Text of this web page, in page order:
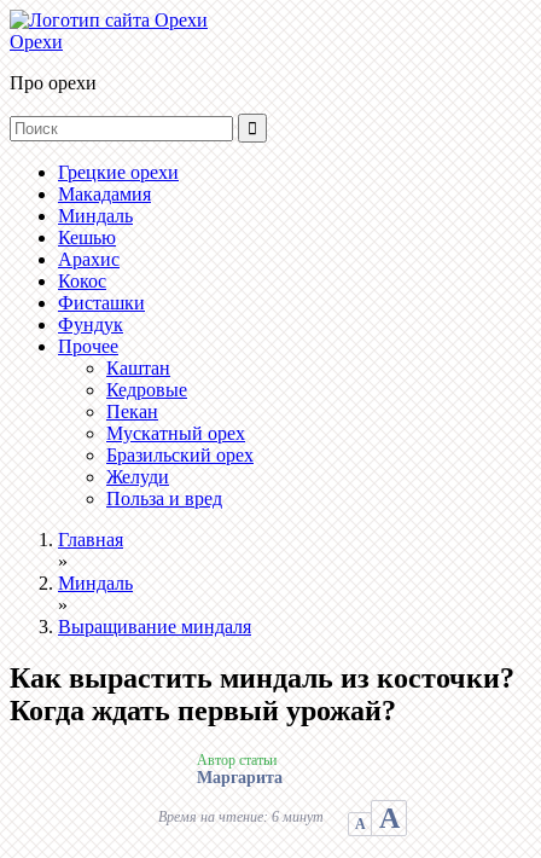
Орехи
Про орехи
Грецкие орехи
Макадамия
Миндаль
Кешью
Арахис
Кокос
Фисташки
Фундук
Прочее
Каштан
Кедровые
Пекан
Мускатный орех
Бразильский орех
Желуди
Польза и вред
Главная
»
Миндаль
»
Выращивание миндаля
Как вырастить миндаль из косточки?
Когда ждать первый урожай?
Автор статьи
Маргарита
Время на чтение: 6 минут А А